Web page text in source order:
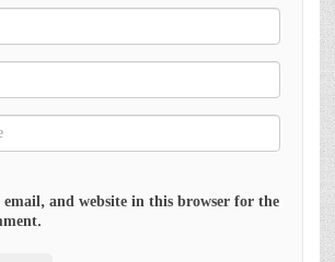
email, and website in this browser for the